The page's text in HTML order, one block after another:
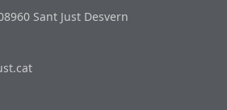
Sant Just Desvern